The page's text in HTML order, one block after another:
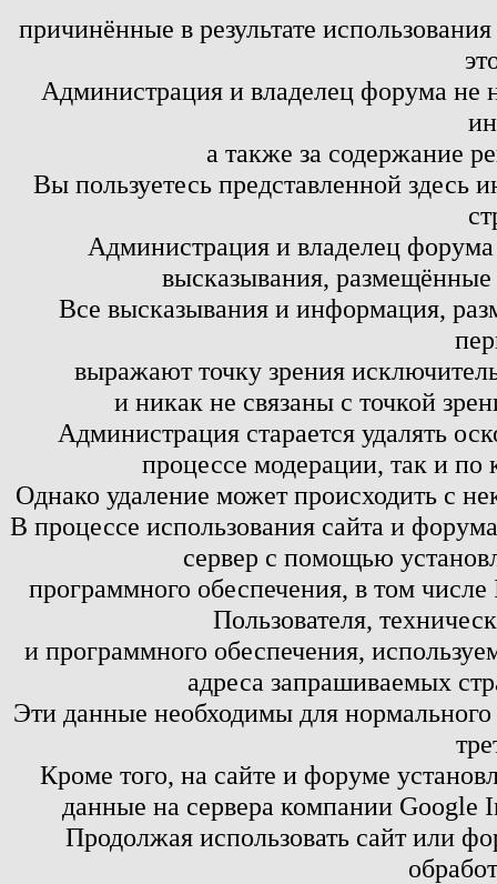
причинённые в результате
Администрация и владелец форума не
а также за содержание
Вы пользуетесь представленной здесь
Администрация и владелец
высказывания,
Все высказывания и информация,
выражают точку зрения
и никак не связаны с точкой
Администрация старается удалять
процессе модерации, так и по
Однако удаление может происходить с
В процессе использования сайта и
сервер с помощью
программного обеспечения, в том
Пользователя,
и программного обеспечения,
адреса запрашиваемых
Эти данные необходимы для
Кроме того, на сайте и форуме
данные на сервера компании
Продолжая использовать сайт или